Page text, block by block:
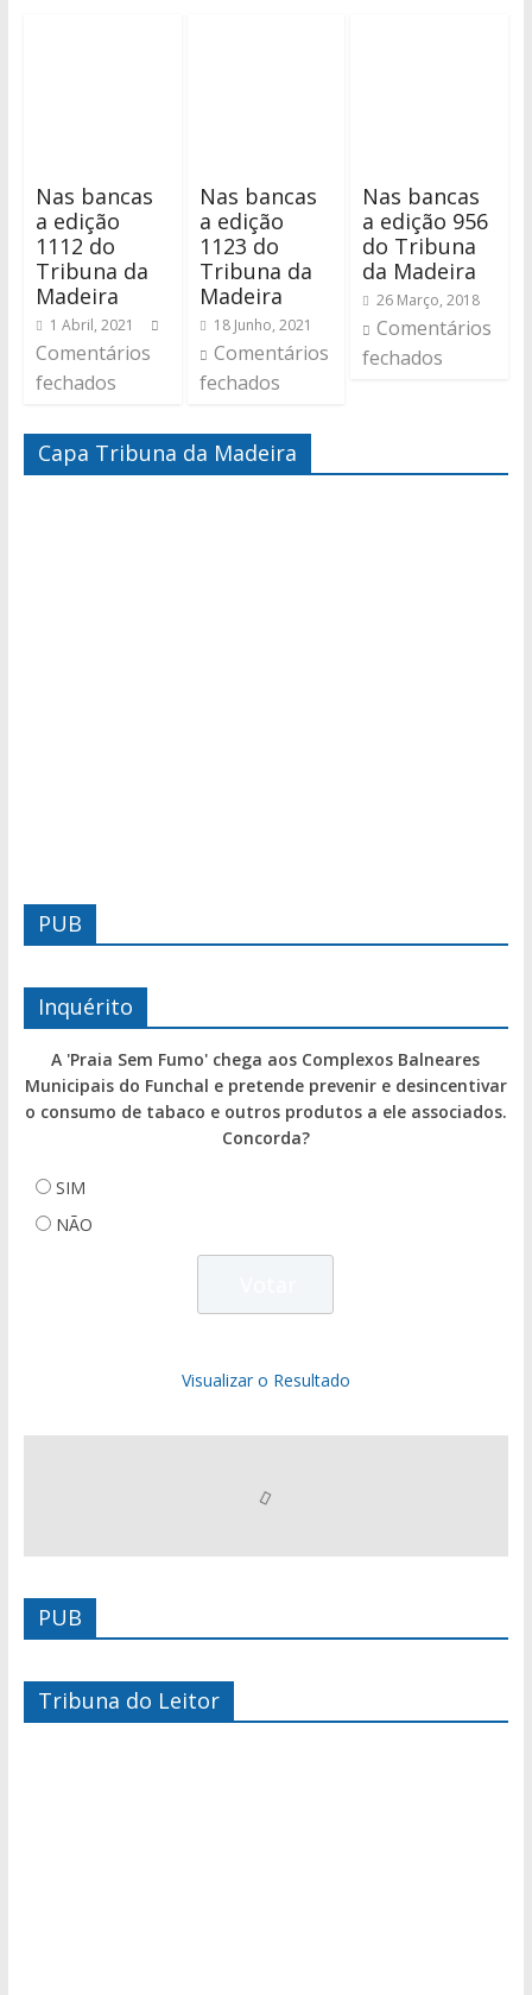
Nas bancas
a edição
1112 do
Tribuna da
Madeira
1 Abril, 2021
Comentários
fechados
Nas bancas
a edição
1123 do
Tribuna da
Madeira
18 Junho, 2021
Comentários
fechados
Nas bancas
a edição 956
do Tribuna
da Madeira
26 Março, 2018
Comentários
fechados
Capa Tribuna da Madeira
PUB
Inquérito
A 'Praia Sem Fumo' chega aos Complexos Balneares
Municipais do Funchal e pretende prevenir e desincentivar
o consumo de tabaco e outros produtos a ele associados.
Concorda?
SIM
NÃO
Visualizar o Resultado
PUB
Tribuna do Leitor